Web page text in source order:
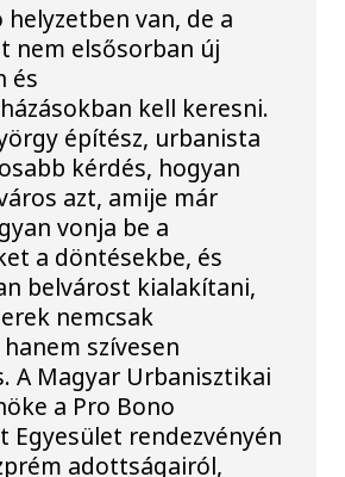
helyzetben van, de a
nem elsősorban új
és
kell keresni.
építész, urbanista
kérdés, hogyan
azt, amije már
vonja be a
a döntésekbe, és
belvárost kialakítani,
nemcsak
szívesen
A Magyar Urbanisztikai
a Pro Bono
Egyesület rendezvényén
adottságairól,